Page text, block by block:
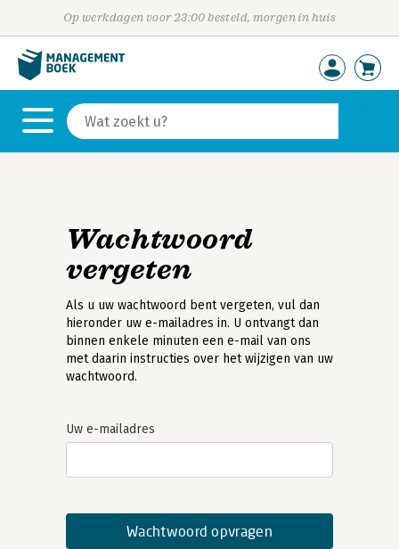
Op werkdagen voor 23:00 besteld, morgen in huis
Wachtwoord
vergeten
Als u uw wachtwoord bent vergeten, vul dan
hieronder uw e-mailadres in. U ontvangt dan
binnen enkele minuten een e-mail van ons
met daarin instructies over het wijzigen van uw
wachtwoord.
Uw e-mailadres